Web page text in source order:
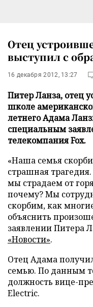
Отец
выступил с
16 декабря 2012, 13:27
Питер Ланза, отец
школе
летнего Адама
специальным
телекомпания Fox.
«Наша семья
страшная
мы страдаем от
почему? Мы
скорбим, как
объяснить
заявлении Питера
«Новости».
Отец Адама
семью. По данным
должность вице-
Electric.